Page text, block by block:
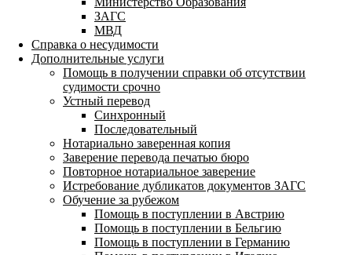
ЗАГС
МВД
Справка о несудимости
Дополнительные услуги
Помощь в получении справки об отсутствии
судимости срочно
Устный перевод
Синхронный
Последовательный
Нотариально заверенная копия
Заверение перевода печатью бюро
Повторное нотариальное заверение
Истребование дубликатов документов ЗАГС
Обучение за рубежом
Помощь в поступлении в Австрию
Помощь в поступлении в Бельгию
Помощь в поступлении в Германию